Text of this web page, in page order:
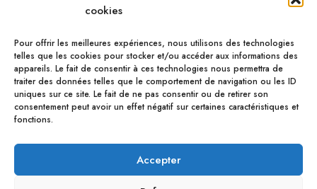
cookies
Pour offrir les meilleures expériences, nous utilisons des technologies
telles que les cookies pour stocker et/ou accéder aux informations des
appareils. Le fait de consentir à ces technologies nous permettra de
traiter des données telles que le comportement de navigation ou les ID
uniques sur ce site. Le fait de ne pas consentir ou de retirer son
consentement peut avoir un effet négatif sur certaines caractéristiques et
fonctions.
Accepter
je vais de mieux en mieux !